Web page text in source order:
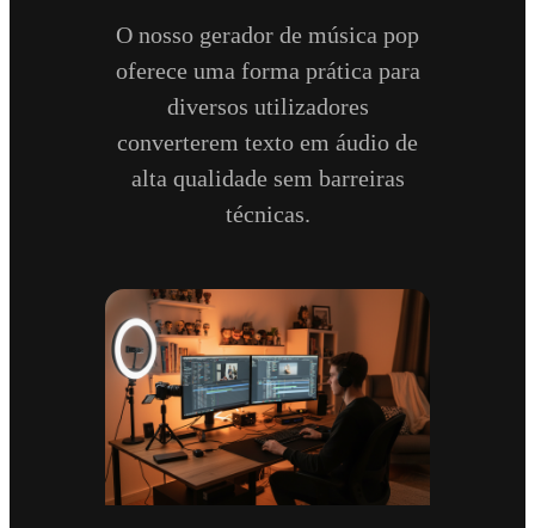
O nosso gerador de música pop
oferece uma forma prática para
diversos utilizadores
converterem texto em áudio de
alta qualidade sem barreiras
técnicas.